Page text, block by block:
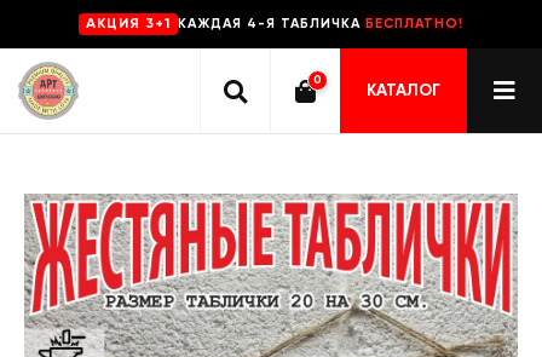
AKЦИЯ 3+1 КАЖДАЯ 4-Я ТАБЛИЧКА БЕСПЛАТНО!
0
КАТАЛОГ